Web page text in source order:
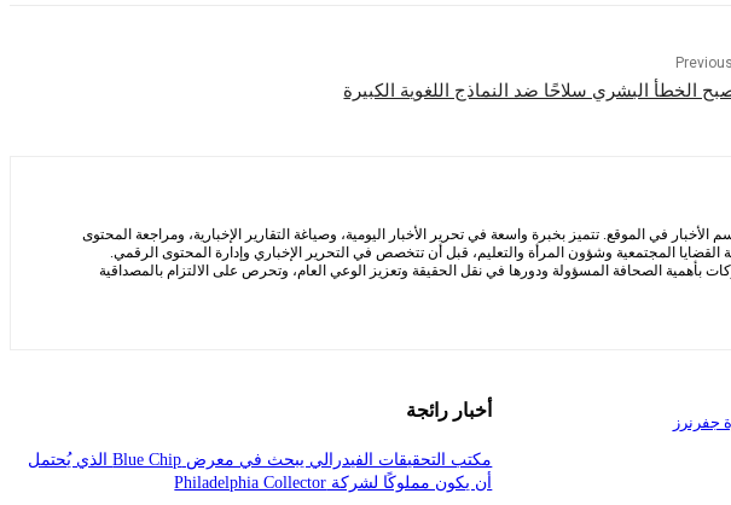
الخطأ البشري سلاحًا ضد النماذج اللغوية الكبيرة
في الموقع. تتميز بخبرة واسعة في تحرير الأخبار اليومية، وصياغة التقارير الإخبارية، ومراجعة المحتوى
المجتمعية وشؤون المرأة والتعليم، قبل أن تتخصص في التحرير الإخباري وإدارة المحتوى الرقمي.
الصحافة المسؤولة ودورها في نقل الحقيقة وتعزيز الوعي العام، وتحرص على الالتزام بالمصداقية
جفرنرز
أخبار رائجة
مكتب التحقيقات الفيدرالي يبحث في معرض Blue Chip الذي يُحتمل
أن يكون مملوكًا لشركة Philadelphia Collector